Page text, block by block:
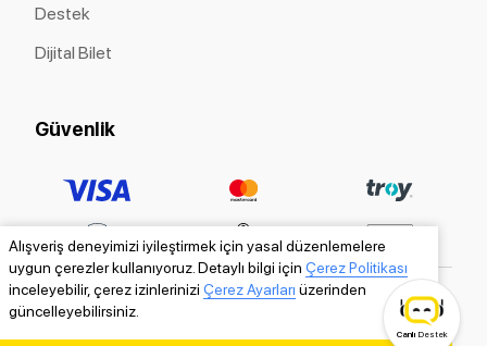
Alışveriş deneyimizi iyileştirmek için yasal düzenlemelere
uygun çerezler kullanıyoruz. Detaylı bilgi için Çerez Politikası
inceleyebilir, çerez izinlerinizi Çerez Ayarları üzerinden
güncelleyebilirsiniz.
Destek
Dijital Bilet
Güvenlik
Canlı Destek